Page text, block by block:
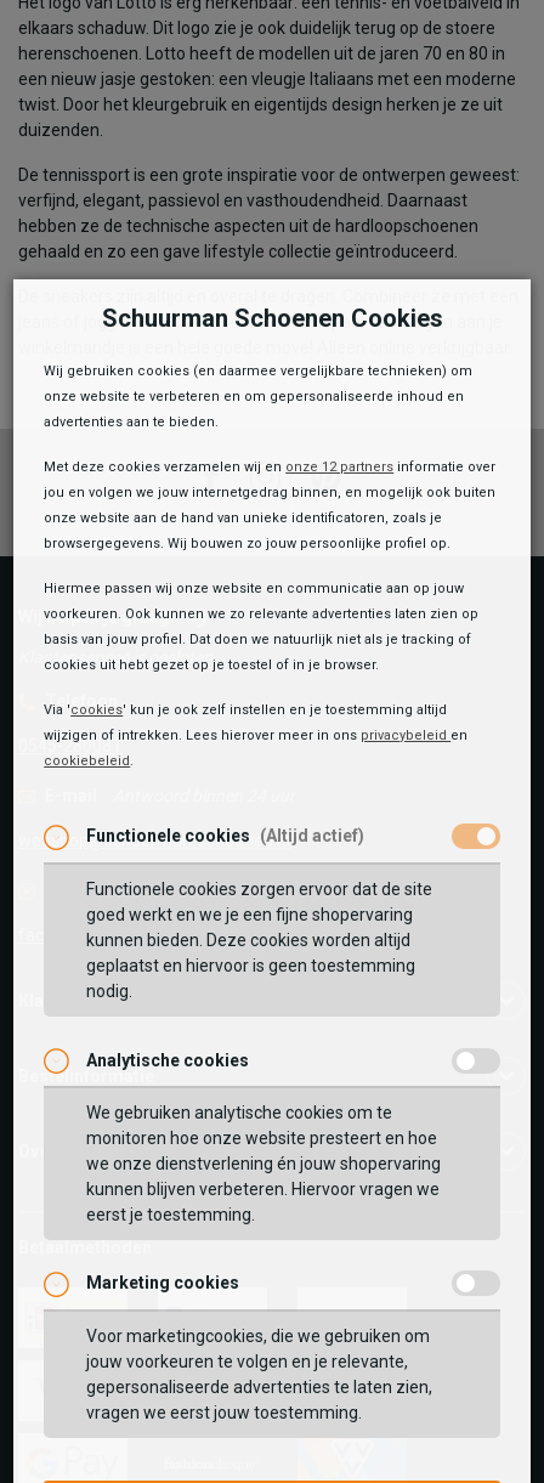
elkaars schaduw. Dit logo zie je ook duidelijk terug op de stoere
herenschoenen. Lotto heeft de modellen uit de jaren 70 en 80 in
een nieuw jasje gestoken: een vleugje Italiaans met een moderne
twist. Door het kleurgebruik en eigentijds design herken je ze uit
duizenden.
De tennissport is een grote inspiratie voor de ontwerpen geweest:
verfijnd, elegant, passievol en vasthoudendheid. Daarnaast
hebben ze de technische aspecten uit de hardloopschoenen
gehaald en zo een gave lifestyle collectie geïntroduceerd.
jeans of jogger voor een stoere look. Een paar toevoegen aan je
FacebookInstagramPinterest
Wij helpen je graag!
Klantenservice is gesloten
Telefoon
0545-280081
webshop@schuurman-schoenen.nl
Facebook chat
facebook.com/SchuurmanSchoenen
Klantenservice
Bestelinformatie
Over ons
Betaalmethoden
paypal riverty
visa
Schuurman Schoenen Cookies
Wij gebruiken cookies (en daarmee vergelijkbare technieken) om
onze website te verbeteren en om gepersonaliseerde inhoud en
advertenties aan te bieden.
Met deze cookies verzamelen wij en onze 12 partners informatie over
jou en volgen we jouw internetgedrag binnen, en mogelijk ook buiten
onze website aan de hand van unieke identificatoren, zoals je
browsergegevens. Wij bouwen zo jouw persoonlijke profiel op.
Hiermee passen wij onze website en communicatie aan op jouw
voorkeuren. Ook kunnen we zo relevante advertenties laten zien op
basis van jouw profiel. Dat doen we natuurlijk niet als je tracking of
cookies uit hebt gezet op je toestel of in je browser.
Via 'cookies' kun je ook zelf instellen en je toestemming altijd
wijzigen of intrekken. Lees hierover meer in ons privacybeleid en
cookiebeleid .
Functionele cookies (Altijd actief)
Functionele cookies zorgen ervoor dat de site
goed werkt en we je een fijne shopervaring
kunnen bieden. Deze cookies worden altijd
geplaatst en hiervoor is geen toestemming
nodig.
Analytische cookies
We gebruiken analytische cookies om te
monitoren hoe onze website presteert en hoe
we onze dienstverlening én jouw shopervaring
kunnen blijven verbeteren. Hiervoor vragen we
eerst je toestemming.
Marketing cookies
Voor marketingcookies, die we gebruiken om
jouw voorkeuren te volgen en je relevante,
gepersonaliseerde advertenties te laten zien,
vragen we eerst jouw toestemming.